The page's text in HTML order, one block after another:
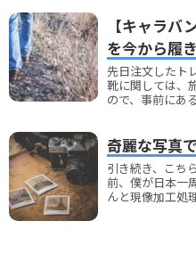
【キャラバ
を今から履
先日注文したト
靴に関しては、
ので、事前にあ
奇麗な写真
引き続き、こち
前、僕が日本一
んと現像加工処